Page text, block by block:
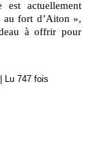
est actuellement
au fort d’Aiton »,
à offrir pour
Lu 747 fois